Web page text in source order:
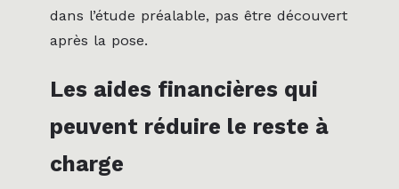
dans l’étude préalable, pas être découvert
après la pose.
Les aides financières qui
peuvent réduire le reste à
charge